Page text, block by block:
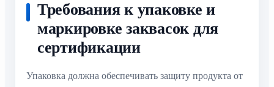
Требования к упаковке и
маркировке заквасок для
сертификации
Упаковка должна обеспечивать защиту продукта от